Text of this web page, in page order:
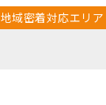
地域密着対応エリア